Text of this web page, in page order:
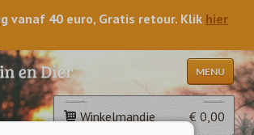
vanaf 40 euro, Gratis retour. Klik hier
MENU
Winkelmandje € 0,00